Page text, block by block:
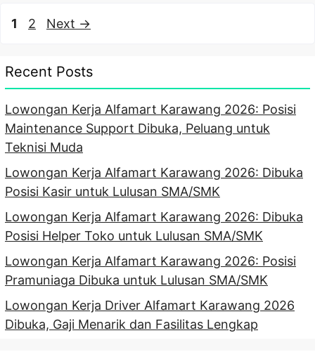
Page
1 Page
2 Next →
Recent Posts
Lowongan Kerja Alfamart Karawang 2026: Posisi
Maintenance Support Dibuka, Peluang untuk
Teknisi Muda
Lowongan Kerja Alfamart Karawang 2026: Dibuka
Posisi Kasir untuk Lulusan SMA/SMK
Lowongan Kerja Alfamart Karawang 2026: Dibuka
Posisi Helper Toko untuk Lulusan SMA/SMK
Lowongan Kerja Alfamart Karawang 2026: Posisi
Pramuniaga Dibuka untuk Lulusan SMA/SMK
Lowongan Kerja Driver Alfamart Karawang 2026
Dibuka, Gaji Menarik dan Fasilitas Lengkap